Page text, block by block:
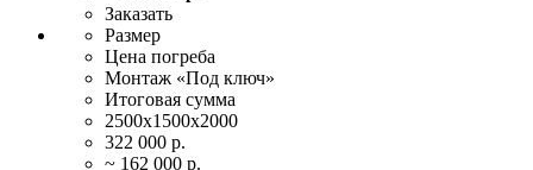
Заказать
Размер
Цена погреба
Монтаж «Под ключ»
Итоговая сумма
2500х1500х2000
322 000 р.
~ 162 000 р.